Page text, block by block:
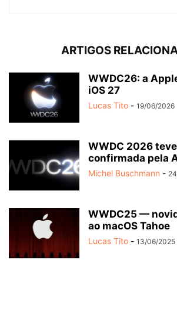
ARTIGOS
WWDC26: a
iOS 27
Lucas Tito - 19/06/2026
WWDC 2026
confirmada pela
Michel Buschmann -
WWDC25 —
ao macOS Tahoe
Lucas Tito - 13/06/2025